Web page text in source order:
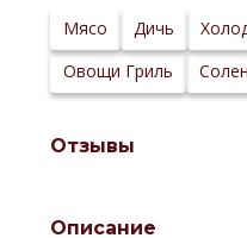
Сайт
производителя:
Мясо Дичь
Овощи Гриль
Отзывы
Описание